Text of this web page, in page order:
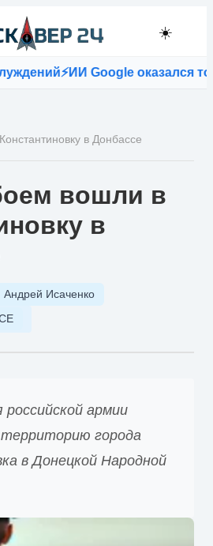
☀️
⚡ИИ Google оказался точнее
в Донбассе
вошли в
в
Андрей Исаченко
российской армии
территорию города
в Донецкой Народной